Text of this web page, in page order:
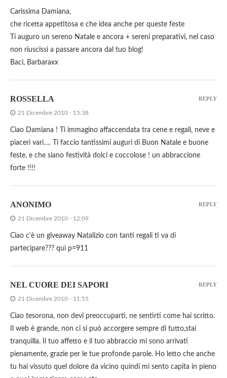
Carissima Damiana,
che ricetta appetitosa e che idea anche per queste feste
Ti auguro un sereno Natale e ancora + sereni preparativi, nel caso
non riuscissi a passare ancora dal tuo blog!
Baci, Barbaraxx
ROSSELLA
21 Dicembre 2010 - 15:38
Ciao Damiana ! Ti immagino affaccendata tra cene e regali, neve e
piaceri vari…. Ti faccio tantissimi auguri di Buon Natale e buone
feste, e che siano festività dolci e coccolose ! un abbraccione
forte !!!!
REPLY
ANONIMO
21 Dicembre 2010 - 12:09
Ciao c'è un giveaway Natalizio con tanti regali ti va di
partecipare??? qui p=911
REPLY
NEL CUORE DEI SAPORI
21 Dicembre 2010 - 11:55
Ciao tesorona, non devi preoccuparti, ne sentirti come hai scritto.
Il web è grande, non ci si può accorgere sempre di tutto,stai
tranquilla. Il tuo affetto e il tuo abbraccio mi sono arrivati
pienamente, grazie per le tue profonde parole. Ho letto che anche
tu hai vissuto quel dolore da vicino quindi mi sento capita in pieno
REPLY